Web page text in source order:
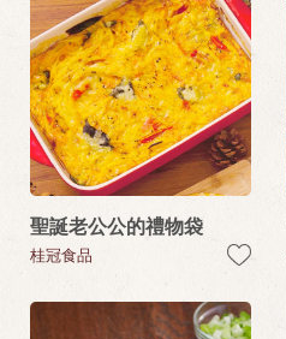
聖誕老公公的禮物袋
桂冠食品